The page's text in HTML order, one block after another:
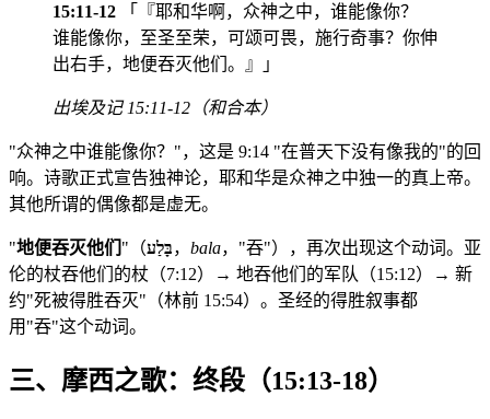
15:11-12 「『耶和华啊，众神之中，谁能像你？
谁能像你，至圣至荣，可颂可畏，施行奇事？你伸
出右手，地便吞灭他们。』」
出埃及记 15:11-12（和合本）
"众神之中谁能像你？"，这是 9:14 "在普天下没有像我的"的回
响。诗歌正式宣告独神论，耶和华是众神之中独一的真上帝。
其他所谓的偶像都是虚无。
"地便吞灭他们 "（בָּלַע， bala，"吞"），再次出现这个动词。亚
伦的杖吞他们的杖（7:12）→ 地吞他们的军队（15:12）→ 新
约"死被得胜吞灭"（林前 15:54）。圣经的得胜叙事都
用"吞"这个动词。
三、摩西之歌：终段（15:13-18）